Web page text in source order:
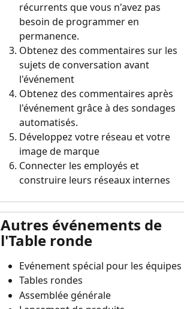
récurrents que vous n'avez pas
besoin de programmer en
permanence.
Obtenez des commentaires sur les
sujets de conversation avant
l'événement
Obtenez des commentaires après
l'événement grâce à des sondages
automatisés.
Développez votre réseau et votre
image de marque
Connecter les employés et
construire leurs réseaux internes
Autres événements de
l'Table ronde
Evénement spécial pour les équipes
Tables rondes
Assemblée générale